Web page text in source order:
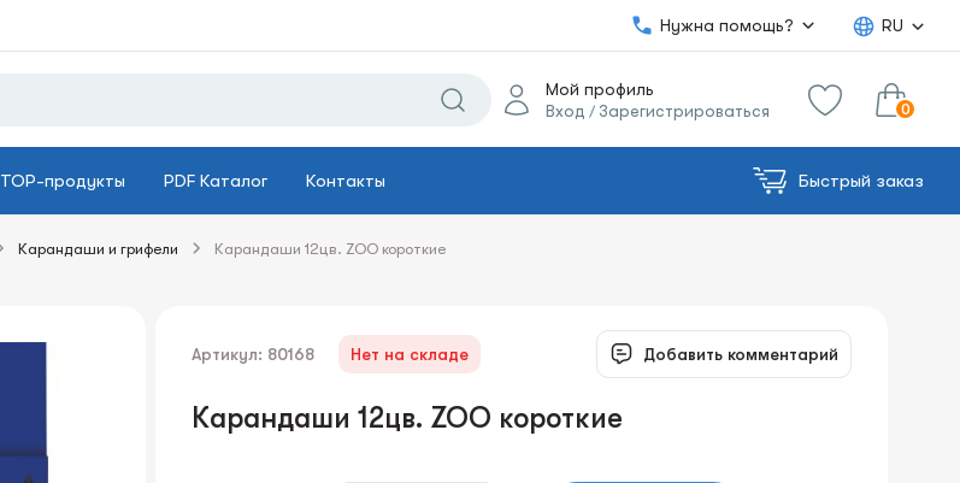
Нужна помощь? RU
Мой профиль
Вход / Зарегистрироваться 0
TOP-продукты PDF Каталог Контакты Быстрый заказ
Карандаши и грифели Карандаши 12цв. ZOO короткие
Артикул: 80168 Нет на складе Добавить комментарий
Карандаши 12цв. ZOO короткие